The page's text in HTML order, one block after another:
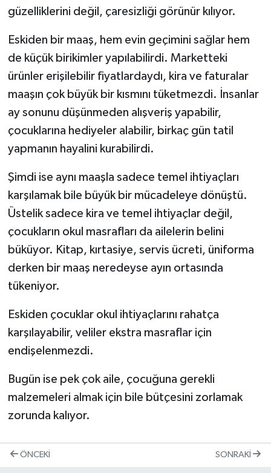
güzelliklerini değil, çaresizliği görünür kılıyor.
Eskiden bir maaş, hem evin geçimini sağlar hem
de küçük birikimler yapılabilirdi. Marketteki
ürünler erişilebilir fiyatlardaydı, kira ve faturalar
maaşın çok büyük bir kısmını tüketmezdi. İnsanlar
ay sonunu düşünmeden alışveriş yapabilir,
çocuklarına hediyeler alabilir, birkaç gün tatil
yapmanın hayalini kurabilirdi.
Şimdi ise aynı maaşla sadece temel ihtiyaçları
karşılamak bile büyük bir mücadeleye dönüştü.
Üstelik sadece kira ve temel ihtiyaçlar değil,
çocukların okul masrafları da ailelerin belini
büküyor. Kitap, kırtasiye, servis ücreti, üniforma
derken bir maaş neredeyse ayın ortasında
tükeniyor.
Eskiden çocuklar okul ihtiyaçlarını rahatça
karşılayabilir, veliler ekstra masraflar için
endişelenmezdi.
Bugün ise pek çok aile, çocuğuna gerekli
malzemeleri almak için bile bütçesini zorlamak
zorunda kalıyor.
ÖNCEKI SONRAKI